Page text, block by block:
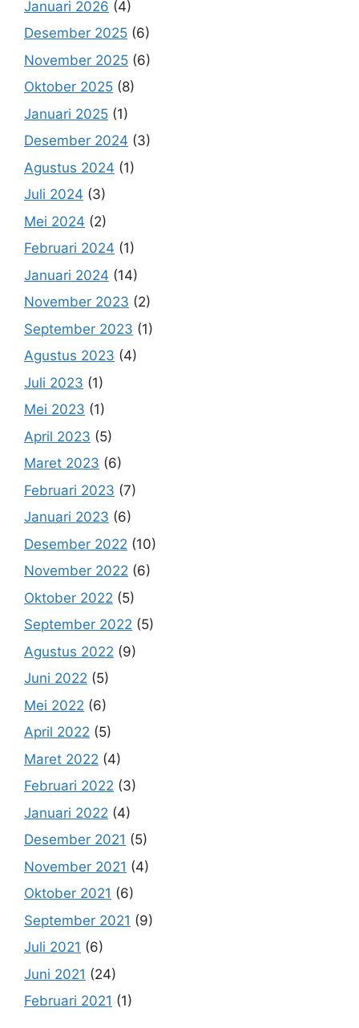
Januari 2026 (4)
Desember 2025 (6)
November 2025 (6)
Oktober 2025 (8)
Januari 2025 (1)
Desember 2024 (3)
Agustus 2024 (1)
Juli 2024 (3)
Mei 2024 (2)
Februari 2024 (1)
Januari 2024 (14)
November 2023 (2)
September 2023 (1)
Agustus 2023 (4)
Juli 2023 (1)
Mei 2023 (1)
April 2023 (5)
Maret 2023 (6)
Februari 2023 (7)
Januari 2023 (6)
Desember 2022 (10)
November 2022 (6)
Oktober 2022 (5)
September 2022 (5)
Agustus 2022 (9)
Juni 2022 (5)
Mei 2022 (6)
April 2022 (5)
Maret 2022 (4)
Februari 2022 (3)
Januari 2022 (4)
Desember 2021 (5)
November 2021 (4)
Oktober 2021 (6)
September 2021 (9)
Juli 2021 (6)
Juni 2021 (24)
Februari 2021 (1)